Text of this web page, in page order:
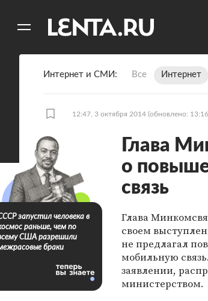
Интернет и СМИ Все Интернет
12:47, 3 октября 2014 (обновлено:
Глава
о
связь
Глава
своем
не предлагал
мобильную
заявлении,
министерством.
запустил человека в
раньше, чем по
США разрешили
браки